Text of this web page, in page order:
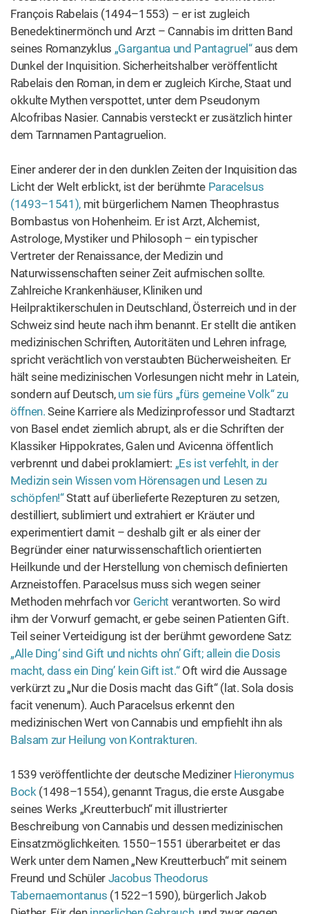
Alcofribas Nasier. Cannabis versteckt er zusätzlich hinter
dem Tarnnamen Pantagruelion.
Einer anderer der in den dunklen Zeiten der Inquisition das
Licht der Welt erblickt, ist der berühmte Paracelsus
(1493–1541),mit bürgerlichem Namen Theophrastus
Bombastus von Hohenheim. Er ist Arzt, Alchemist,
Astrologe, Mystiker und Philosoph – ein typischer
Naturwissenschaften seiner Zeit aufmischen sollte.
Zahlreiche Krankenhäuser, Kliniken und
Heilpraktikerschulen in Deutschland, Österreich und in der
Schweiz sind heute nach ihm benannt. Er stellt die antiken
medizinischen Schriften, Autoritäten und Lehren infrage,
spricht verächtlich von verstaubten Bücherweisheiten. Er
hält seine medizinischen Vorlesungen nicht mehr in Latein,
sondern auf Deutsch,um sie fürs „fürs gemeine Volk“ zu
öffnen.Seine Karriere als Medizinprofessor und Stadtarzt
von Basel endet ziemlich abrupt, als er die Schriften der
Klassiker Hippokrates, Galen und Avicenna öffentlich
verbrennt und dabei proklamiert:„Es ist verfehlt, in der
Medizin sein Wissen vom Hörensagen und Lesen zu
schöpfen!“Statt auf überlieferte Rezepturen zu setzen,
destilliert, sublimiert und extrahiert er Kräuter und
experimentiert damit – deshalb gilt er als einer der
Begründer einer naturwissenschaftlich orientierten
Heilkunde und der Herstellung von chemisch definierten
Arzneistoffen. Paracelsus muss sich wegen seiner
Methoden mehrfach vorGericht verantworten. So wird
ihm der Vorwurf gemacht, er gebe seinen Patienten Gift.
Teil seiner Verteidigung ist der berühmt gewordene Satz:
„Alle Ding‘ sind Gift und nichts ohn’ Gift; allein die Dosis
macht, dass ein Ding’ kein Gift ist.“Oft wird die Aussage
verkürzt zu „Nur die Dosis macht das Gift“ (lat. Sola dosis
facit venenum). Auch Paracelsus erkennt den
medizinischen Wert von Cannabis und empfiehlt ihn als
Balsam zur Heilung von Kontrakturen.
1539 veröffentlichte der deutsche MedizinerHieronymus
Bock(1498–1554), genannt Tragus, die erste Ausgabe
seines Werks „Kreutterbuch“ mit illustrierter
Beschreibung von Cannabis und dessen medizinischen
Einsatzmöglichkeiten. 1550–1551 überarbeitet er das
Freund und SchülerJacobus Theodorus
Tabernaemontanus(1522–1590), bürgerlich Jakob
Diether. Für deninnerlichen Gebrauch,und zwar gegen
trockenen Husten, verwendet das Schüler-Lehrer-
Gespann Bock/Tabernaemontanus die Samen, das Kraut
für Umschlägebei Hitze des Kopfes und der Glieder
sowie bei Gicht.